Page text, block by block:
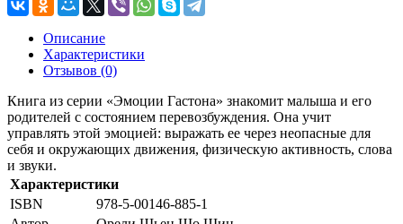
Описание
Характеристики
Отзывов (0)
Книга из серии «Эмоции Гастона» знакомит малыша и его
родителей с состоянием перевозбуждения. Она учит
управлять этой эмоцией: выражать ее через неопасные для
себя и окружающих движения, физическую активность, слова
и звуки.
Характеристики
ISBN
978-5-00146-885-1